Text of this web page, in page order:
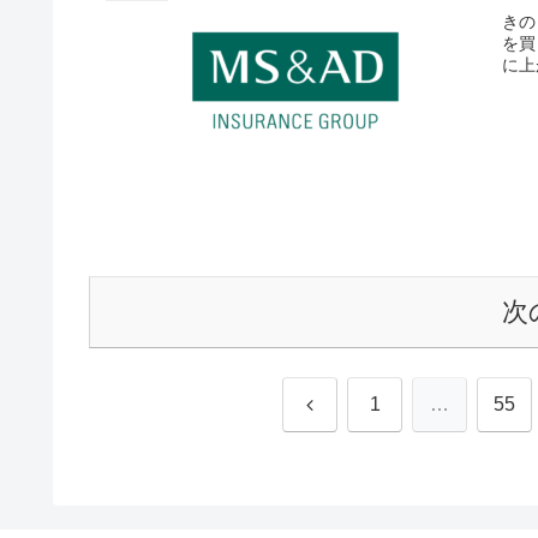
き
を
に
次
前 1 … 55